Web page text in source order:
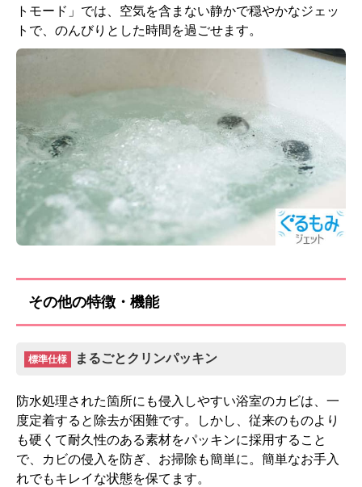
トモード」では、空気を含まない静かで穏やかなジェッ
トで、のんびりとした時間を過ごせます。
その他の特徴・機能
標準仕様 まるごとクリンパッキン
防水処理された箇所にも侵入しやすい浴室のカビは、一
度定着すると除去が困難です。しかし、従来のものより
も硬くて耐久性のある素材をパッキンに採用すること
で、カビの侵入を防ぎ、お掃除も簡単に。簡単なお手入
れでもキレイな状態を保てます。